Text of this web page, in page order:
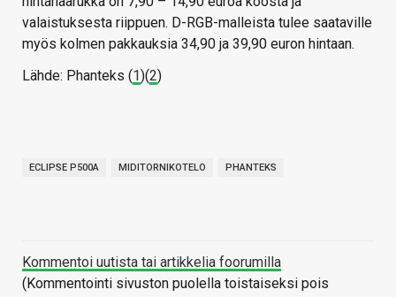
valaistuksesta riippuen. D-RGB-malleista tulee saataville
myös kolmen pakkauksia 34,90 ja 39,90 euron hintaan.
Lähde: Phanteks (1)(2)
ECLIPSE P500A MIDITORNIKOTELO PHANTEKS
Kommentoi uutista tai artikkelia foorumilla
(Kommentointi sivuston puolella toistaiseksi pois